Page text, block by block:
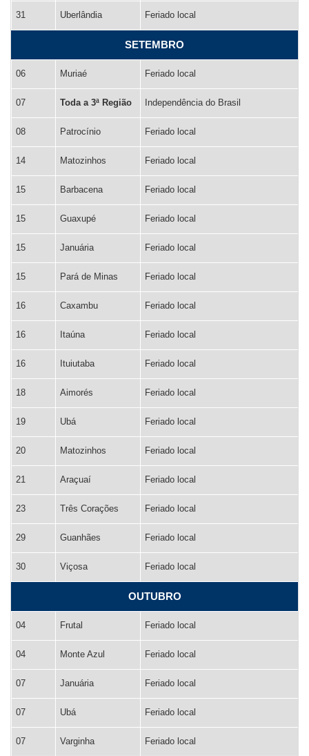
31 Uberlândia Feriado local
SETEMBRO
06 Muriaé Feriado local
07 Toda a 3ª Região Independência do Brasil
08 Patrocínio Feriado local
14 Matozinhos Feriado local
15 Barbacena Feriado local
15 Guaxupé Feriado local
15 Januária Feriado local
15 Pará de Minas Feriado local
16 Caxambu Feriado local
16 Itaúna Feriado local
16 Ituiutaba Feriado local
18 Aimorés Feriado local
19 Ubá Feriado local
20 Matozinhos Feriado local
21 Araçuaí Feriado local
23 Três Corações Feriado local
29 Guanhães Feriado local
30 Viçosa Feriado local
OUTUBRO
04 Frutal Feriado local
04 Monte Azul Feriado local
07 Januária Feriado local
07 Ubá Feriado local
07 Varginha Feriado local